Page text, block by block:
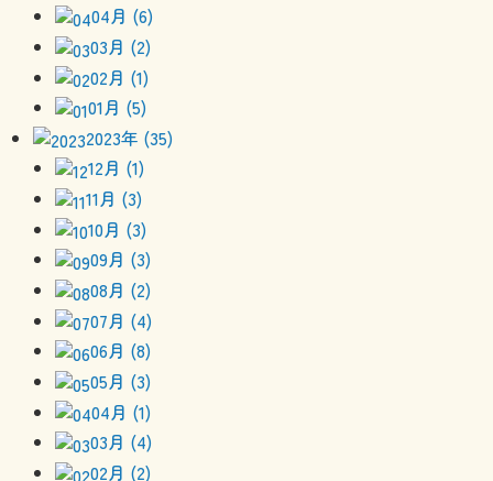
04月 (6)
03月 (2)
02月 (1)
01月 (5)
2023年 (35)
12月 (1)
11月 (3)
10月 (3)
09月 (3)
08月 (2)
07月 (4)
06月 (8)
05月 (3)
04月 (1)
03月 (4)
02月 (2)